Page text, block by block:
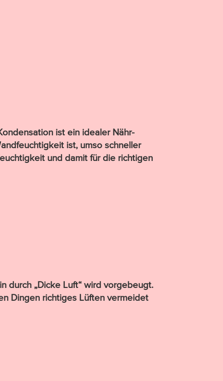
ist ein idealer Nähr­
ist, umso schnel­ler
und damit für die richtigen
durch „Dicke Luft“ wird vorgebeugt.
Dingen richtiges Lüften vermeidet